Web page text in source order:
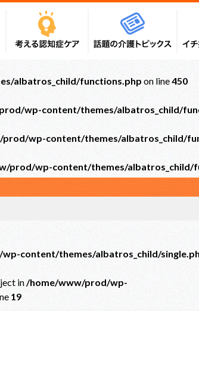
albatros_child/functions.php on line450
wp-content/themes/albatros_child/
wp-content/themes/albatros_child/
prod/wp-content/themes/albatros_child/
content/themes/albatros_child/
in/home/www/prod/wp-
19